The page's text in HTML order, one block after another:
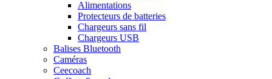
Alimentations
Protecteurs de batteries
Chargeurs sans fil
Chargeurs USB
Balises Bluetooth
Caméras
Ceecoach